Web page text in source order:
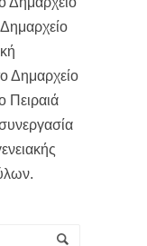
Δημαρχείο
Πειραιά